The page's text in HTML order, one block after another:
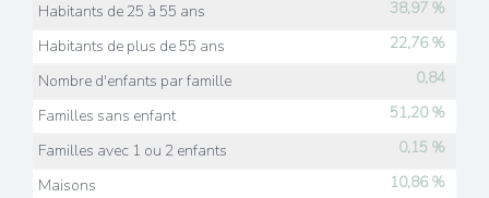
Habitants de 25 à 55 ans
38,97 %
Habitants de plus de 55 ans
22,76 %
Nombre d'enfants par famille
0,84
Familles sans enfant
51,20 %
Familles avec 1 ou 2 enfants
0,15 %
Maisons
10,86 %